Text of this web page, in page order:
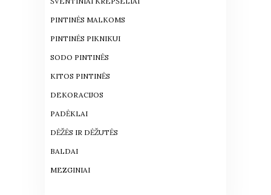
PINTINĖS MALKOMS
PINTINĖS PIKNIKUI
SODO PINTINĖS
KITOS PINTINĖS
DEKORACIJOS
PADĖKLAI
DĖŽĖS IR DĖŽUTĖS
BALDAI
MEZGINIAI